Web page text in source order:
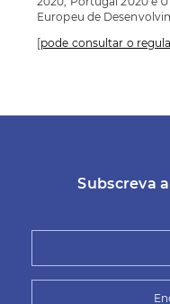
Europeu de
[pode consultar o
Subscreva